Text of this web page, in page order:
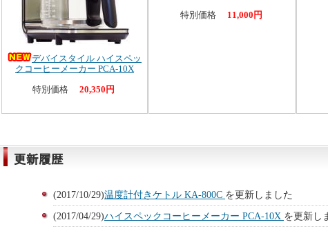
デバイスタイル ハイスペッ
クコーヒーメーカー PCA-10X
特別価格
20,350円
特別価格
11,000円
(2017/10/29)温度計付きケトル KA-800C を更新しました
(2017/04/29)ハイスペックコーヒーメーカー PCA-10X を更新し